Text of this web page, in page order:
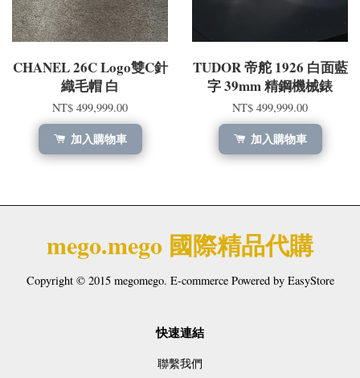
CHANEL 26C Logo雙C針
織毛帽 白
NT$ 499,999.00
加入購物車
TUDOR 帝舵 1926 白面藍
字 39mm 精鋼機械錶
NT$ 499,999.00
加入購物車
mego.mego 國際精品代購
Copyright © 2015 megomego. E-commerce Powered by EasyStore
快速連結
聯繫我們